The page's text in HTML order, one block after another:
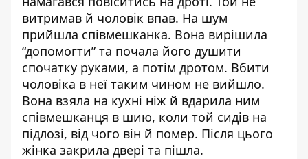
витримав й чоловік впав. На шум
прийшла співмешканка. Вона вирішила
“допомогти” та почала його душити
спочатку руками, а потім дротом. Вбити
чоловіка в неї таким чином не вийшло.
Вона взяла на кухні ніж й вдарила ним
співмешканця в шию, коли той сидів на
підлозі, від чого він й помер. Після цього
жінка закрила двері та пішла.